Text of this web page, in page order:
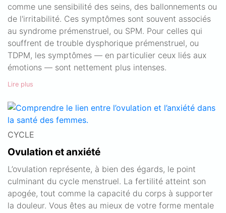
comme une sensibilité des seins, des ballonnements ou
de l'irritabilité. Ces symptômes sont souvent associés
au syndrome prémenstruel, ou SPM. Pour celles qui
souffrent de trouble dysphorique prémenstruel, ou
TDPM, les symptômes — en particulier ceux liés aux
émotions — sont nettement plus intenses.
Lire plus
CYCLE
Ovulation et anxiété
L’ovulation représente, à bien des égards, le point
culminant du cycle menstruel. La fertilité atteint son
apogée, tout comme la capacité du corps à supporter
la douleur. Vous êtes au mieux de votre forme mentale